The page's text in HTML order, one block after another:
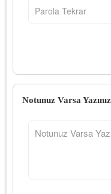
Notunuz Varsa Yazınız